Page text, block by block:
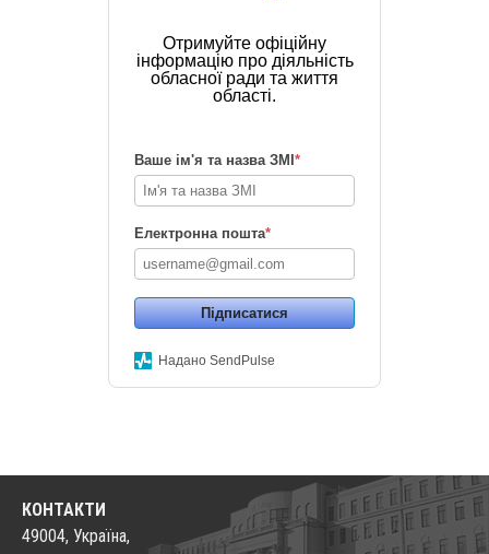
Отримуйте офіційну
інформацію про діяльність
обласної ради та життя
області.
Ваше ім'я та назва ЗМІ *
Електронна пошта*
Підписатися
Надано SendPulse
КОНТАКТИ
49004, Україна,